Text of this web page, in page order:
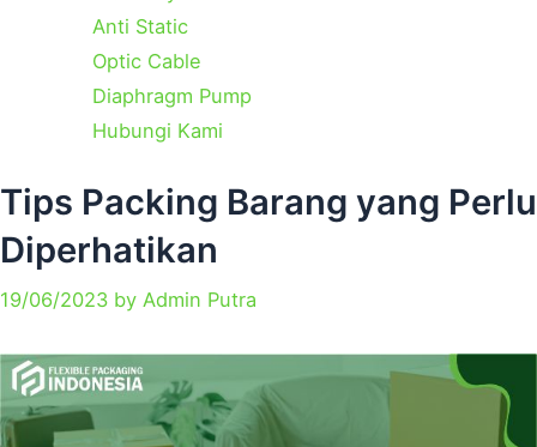
Anti Static
Optic Cable
Diaphragm Pump
Hubungi Kami
Tips Packing Barang yang Perlu
Diperhatikan
19/06/2023 by Admin Putra